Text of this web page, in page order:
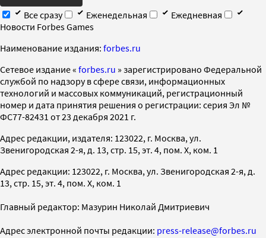
Все сразу
Еженедельная
Ежедневная
Новости Forbes Games
Наименование издания: forbes.ru
Cетевое издание « forbes.ru » зарегистрировано Федеральной
службой по надзору в сфере связи, информационных
технологий и массовых коммуникаций, регистрационный
номер и дата принятия решения о регистрации: серия Эл №
ФС77-82431 от 23 декабря 2021 г.
Адрес редакции, издателя: 123022, г. Москва, ул.
Звенигородская 2-я, д. 13, стр. 15, эт. 4, пом. X, ком. 1
Адрес редакции: 123022, г. Москва, ул. Звенигородская 2-я, д.
13, стр. 15, эт. 4, пом. X, ком. 1
Главный редактор: Мазурин Николай Дмитриевич
Адрес электронной почты редакции: press-release@forbes.ru